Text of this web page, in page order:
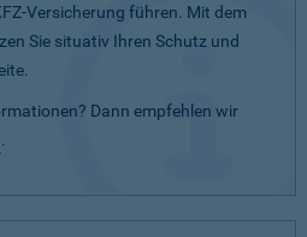
Versicherung führen. Mit dem
Sie situativ Ihren Schutz und
Dann empfehlen wir
.